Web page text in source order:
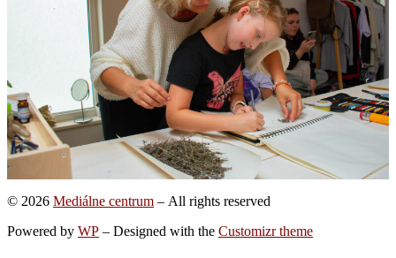
© 2026 Mediálne centrum – All rights reserved
Powered by WP – Designed with the Customizr theme